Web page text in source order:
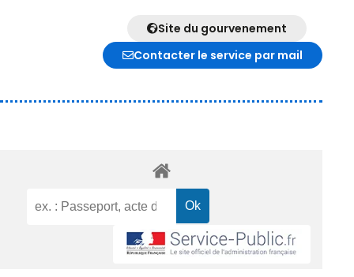
Site du gourvenement
Contacter le service par mail